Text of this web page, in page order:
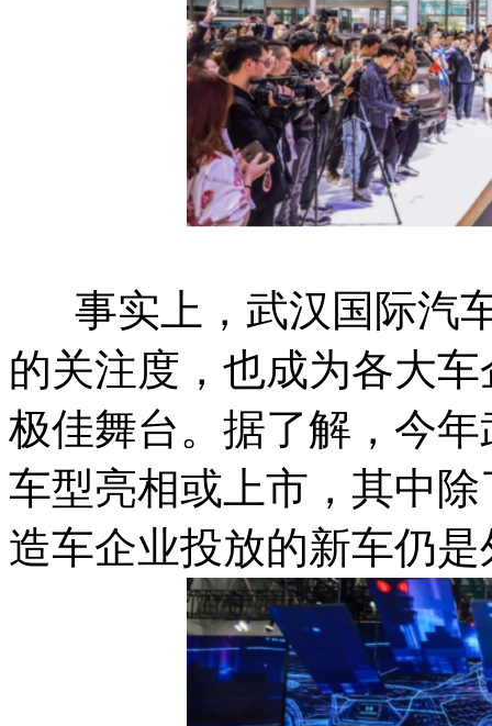
事实上，武汉国际汽
的关注度，也成为各大
极佳舞台。据了解，今
车型亮相或上市，其中
造车企业投放的新车仍